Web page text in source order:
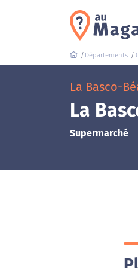
Départements
La Basco-
La
Supermarché